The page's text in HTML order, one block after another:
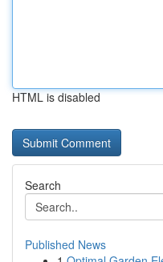
HTML is disabled
Search
Published News